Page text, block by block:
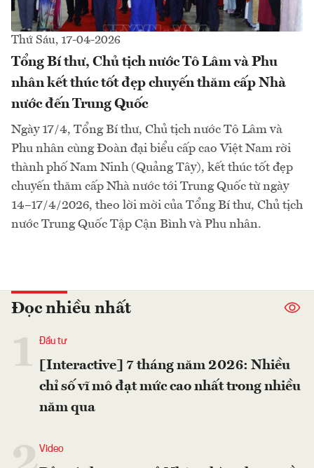
Thứ Sáu, 17-04-2026
Tổng Bí thư, Chủ tịch nước Tô Lâm và Phu
nhân kết thúc tốt đẹp chuyến thăm cấp Nhà
nước đến Trung Quốc
Ngày 17/4, Tổng Bí thư, Chủ tịch nước Tô Lâm và
Phu nhân cùng Đoàn đại biểu cấp cao Việt Nam rời
thành phố Nam Ninh (Quảng Tây), kết thúc tốt đẹp
chuyến thăm cấp Nhà nước tới Trung Quốc từ ngày
14–17/4/2026, theo lời mời của Tổng Bí thư, Chủ tịch
nước Trung Quốc Tập Cận Bình và Phu nhân.
Đọc nhiều nhất
Đầu tư
[Interactive] 7 tháng năm 2026: Nhiều
chỉ số vĩ mô đạt mức cao nhất trong nhiều
năm qua
Video